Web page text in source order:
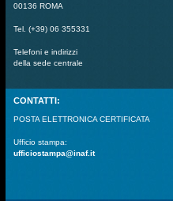
00136 ROMA
Tel. (+39) 06 355331
Telefoni e indirizzi
della sede centrale
CONTATTI:
POSTA ELETTRONICA CERTIFICATA
Ufficio stampa:
ufficiostampa@inaf.it